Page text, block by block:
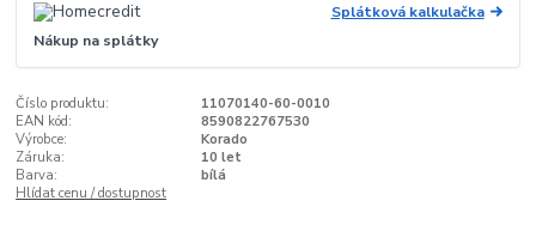
Splátková kalkulačka
Nákup na splátky
Číslo produktu:
11070140-60-0010
EAN kód:
8590822767530
Výrobce:
Korado
Záruka:
10 let
Barva:
bílá
Hlídat cenu / dostupnost